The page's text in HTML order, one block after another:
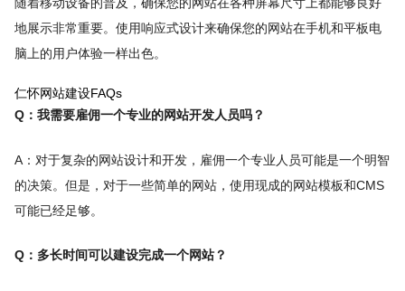
地展示非常重要。使用响应式设计来确保您的网站在手机和平板电
脑上的用户体验一样出色。
仁怀网站建设FAQs
Q：我需要雇佣一个专业的网站开发人员吗？
A：对于复杂的网站设计和开发，雇佣一个专业人员可能是一个明智
的决策。但是，对于一些简单的网站，使用现成的网站模板和CMS
可能已经足够。
Q：多长时间可以建设完成一个网站？